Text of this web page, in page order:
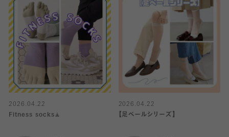
2026.04.22
Fitness socks🧘
2026.04.22
【足ベールシリーズ】